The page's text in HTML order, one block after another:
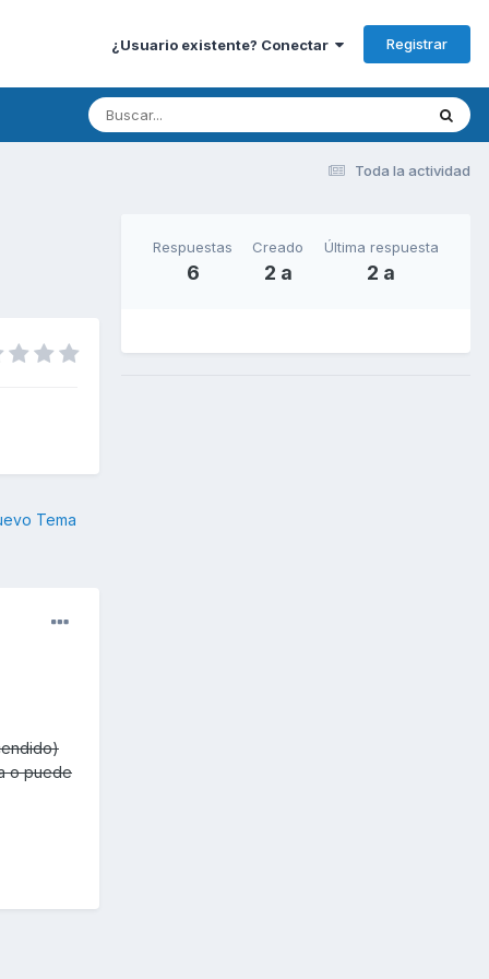
¿Usuario existente? Conectar Registrar
Toda la actividad
Tema
o puede
Respuestas
6
Creado
2 a
Última respuesta
2 a